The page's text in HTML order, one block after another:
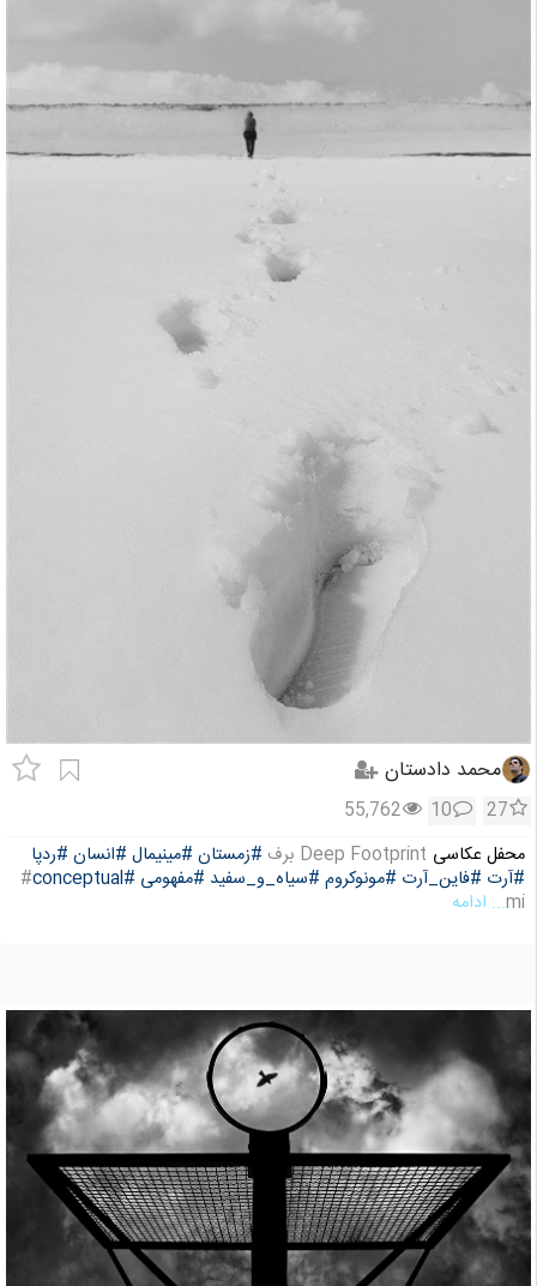
محمد دادستان
27
10
55,762
محفل عکاسی Deep Footprint برف #زمستان #مینیمال #انسان #ردپا
#آرت #فاین_آرت #مونوکروم #سیاه_و_سفید #مفهومی #conceptual
#
mi... ادامه